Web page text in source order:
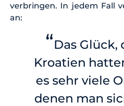
verbringen. In jedem Fall
an:
“Das Glück,
Kroatien
es sehr viele
denen man